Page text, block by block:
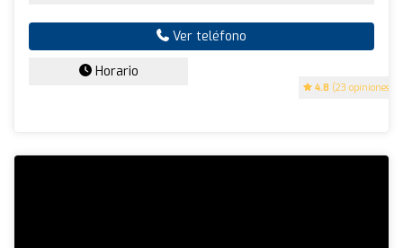
4.8 (23 opiniones)
Ver teléfono
Horario